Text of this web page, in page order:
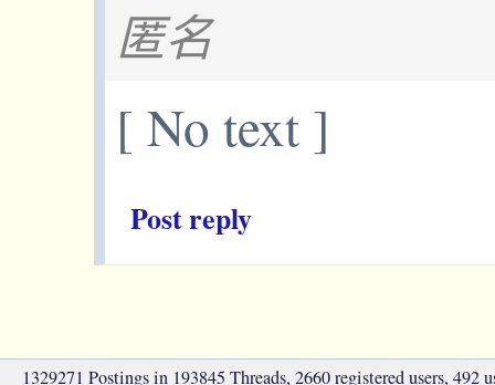
匿名
[ No text ]
Post reply
1329271 Postings in 193845 Threads, 2660 registered users, 492